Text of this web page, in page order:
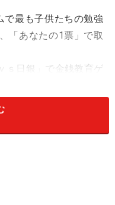
で最も子供たちの勉強
「あなたの1票」で取
ｓ日銀」で金銭教育ゲ
、最も面白いのはど